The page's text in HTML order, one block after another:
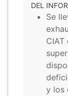
DEL
Se
y los